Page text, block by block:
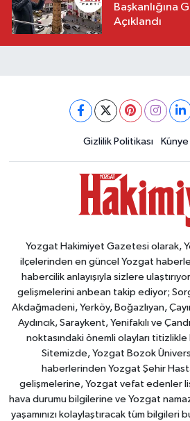
Başkanlığına
Açıklandı
Gizlilik Politikası Künye
Yozgat Hakimiyet Gazetesi olarak,
ilçelerinden en güncel Yozgat
habercilik anlayışıyla sizlere
gelişmelerini anbean takip ediyor;
Akdağmadeni, Yerköy, Boğazlıyan,
Aydıncık, Saraykent, Yenifakılı ve
noktasındaki önemli olayları titizlikle
Sitemizde, Yozgat Bozok
haberlerinden Yozgat Şehir
gelişmelerine, Yozgat vefat edenler
hava durumu bilgilerine ve Yozgat
yaşamınızı kolaylaştıracak tüm bilgileri